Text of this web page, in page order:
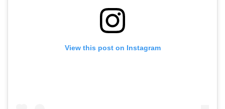
View this post on Instagram